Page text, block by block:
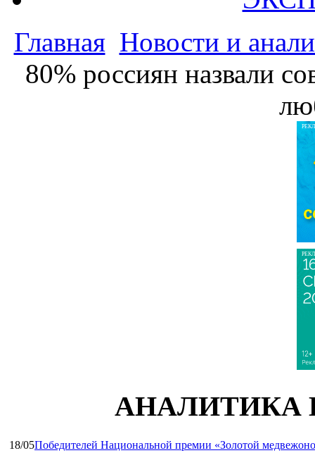
Главная Новости и
80% россиян назвали
АНАЛИТИКА
18/05Победителей Национальной премии «Золотой